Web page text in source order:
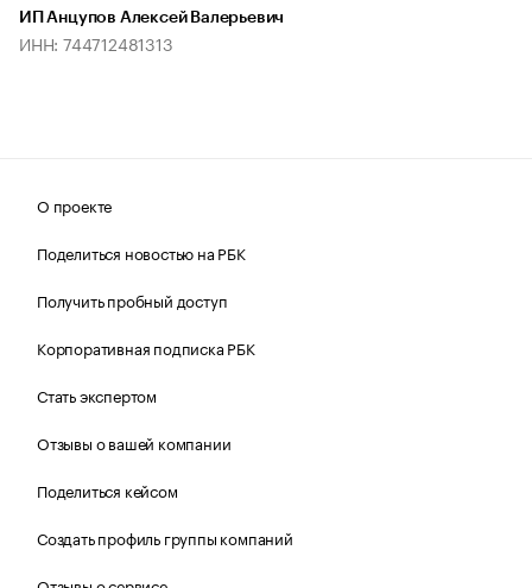
ИП Анцупов Алексей Валерьевич
ИНН: 744712481313
О проекте
Поделиться новостью на РБК
Получить пробный доступ
Корпоративная подписка РБК
Стать экспертом
Отзывы о вашей компании
Поделиться кейсом
Создать профиль группы компаний